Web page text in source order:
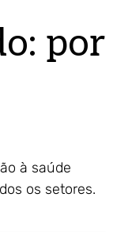
por
à saúde
os setores.